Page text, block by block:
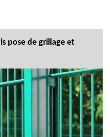
pose de grillage et